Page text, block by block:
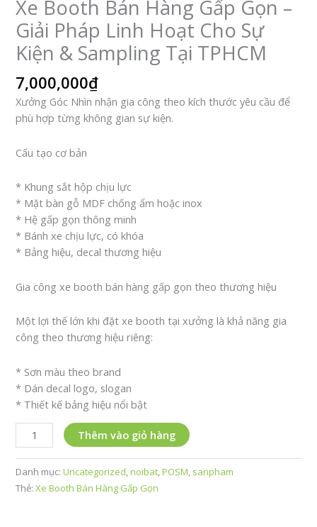
Xe Booth Bán Hàng Gấp Gọn –
Giải Pháp Linh Hoạt Cho Sự
Kiện & Sampling Tại TPHCM
7,000,000₫
Xưởng Góc Nhìn nhận gia công theo kích thước yêu cầu để
phù hợp từng không gian sự kiện.
Cấu tạo cơ bản
* Khung sắt hộp chịu lực
* Mặt bàn gỗ MDF chống ẩm hoặc inox
* Hệ gấp gọn thông minh
* Bánh xe chịu lực, có khóa
* Bảng hiệu, decal thương hiệu
Gia công xe booth bán hàng gấp gọn theo thương hiệu
Một lợi thế lớn khi đặt xe booth tại xưởng là khả năng gia
công theo thương hiệu riêng:
* Sơn màu theo brand
* Dán decal logo, slogan
* Thiết kế bảng hiệu nổi bật
Booth
Bán
Hàng
Gấp
Thêm vào giỏ hàng
Danh mục:Uncategorized ,noibat ,POSM sanpham
Thẻ:Xe Booth Bán Hàng Gấp Gọn